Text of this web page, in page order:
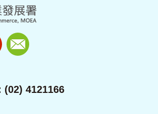
(02) 4121166